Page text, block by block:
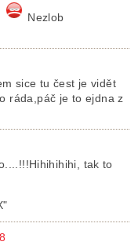
Nezlob
sice tu čest je vidět
ráda,páč je to ejdna z
tak to